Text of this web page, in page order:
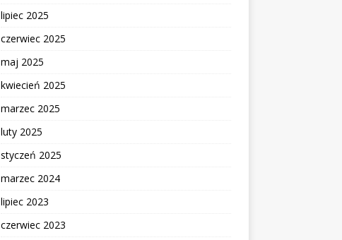
lipiec 2025
czerwiec 2025
maj 2025
kwiecień 2025
marzec 2025
luty 2025
styczeń 2025
marzec 2024
lipiec 2023
czerwiec 2023